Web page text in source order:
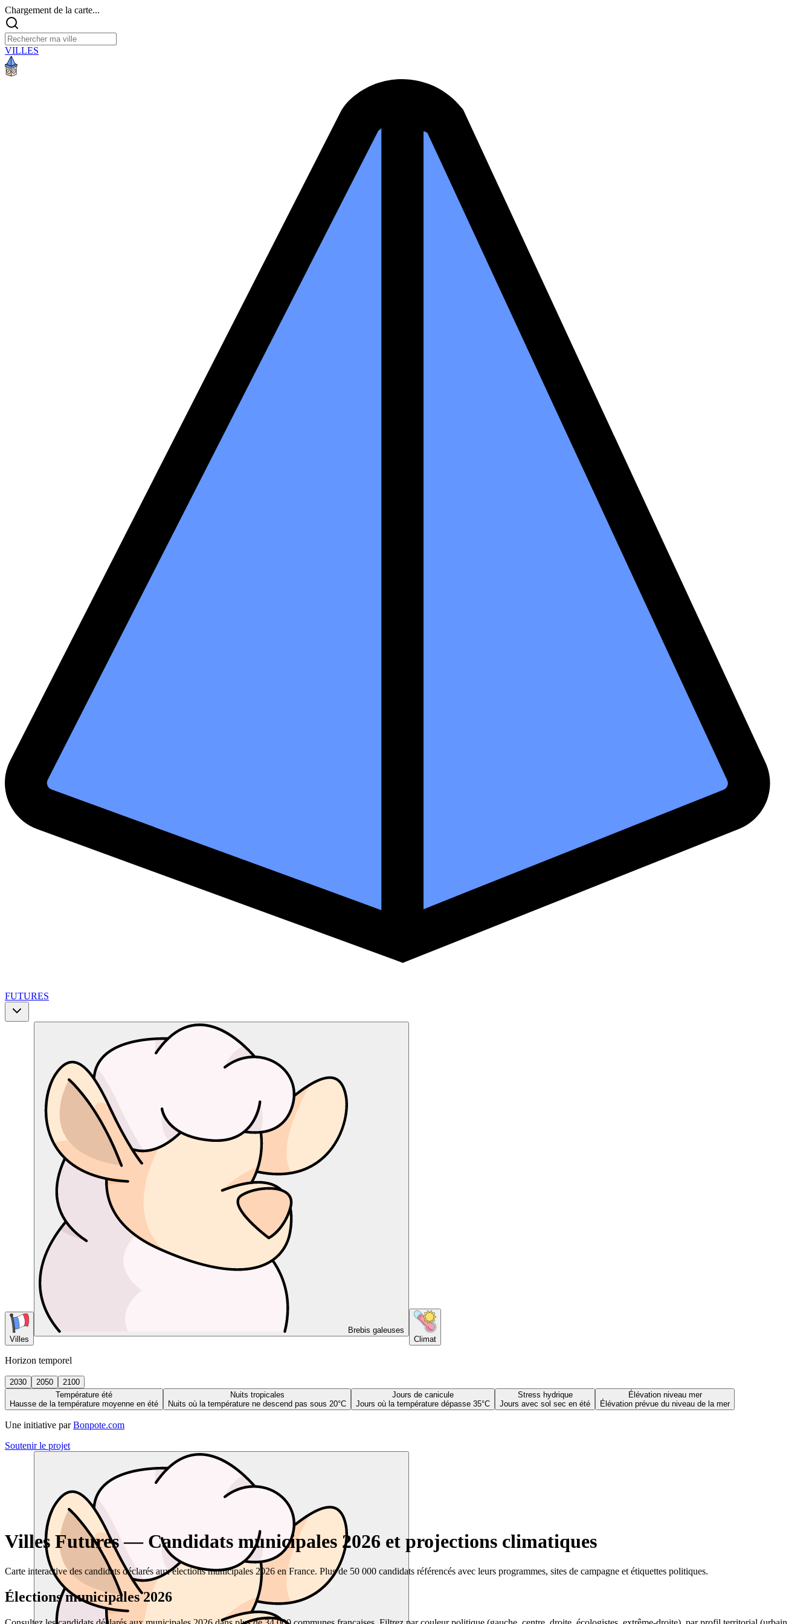
Chargement de la carte...
VILLES
FUTURES
Villes
Brebis galeuses
Climat
Horizon temporel
2030 2050
2100
Température été
Hausse de la température moyenne en été
Nuits tropicales
Nuits où la température ne descend pas sous 20°C
Jours de canicule
Jours où la température dépasse 35°C
Stress hydrique
Jours avec sol sec en été
Élévation niveau mer
Élévation prévue du niveau de la mer
Une initiative par Bonpote.com
Soutenir le projet
Villes Futures — Candidats municipales 2026 et projections climatiques
Carte interactive des candidats déclarés aux élections municipales 2026 en France. Plus de 50 000 candidats référencés avec leurs programmes, sites de campagne et étiquettes politiques.
Élections municipales 2026